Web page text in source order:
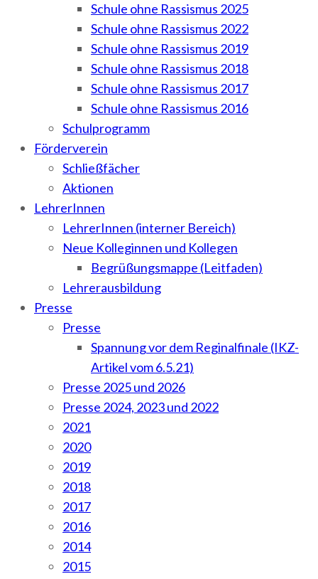
Schule ohne Rassismus 2025
Schule ohne Rassismus 2022
Schule ohne Rassismus 2019
Schule ohne Rassismus 2018
Schule ohne Rassismus 2017
Schule ohne Rassismus 2016
Schulprogramm
Förderverein
Schließfächer
Aktionen
LehrerInnen
LehrerInnen (interner Bereich)
Neue Kolleginnen und Kollegen
Begrüßungsmappe (Leitfaden)
Lehrerausbildung
Presse
Presse
Spannung vor dem Reginalfinale (IKZ-
Artikel vom 6.5.21)
Presse 2025 und 2026
Presse 2024, 2023 und 2022
2021
2020
2019
2018
2017
2016
2014
2015